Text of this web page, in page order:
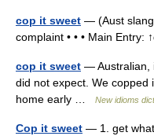
cop it sweet — (Aust
complaint • • • Main
cop it sweet — Australian,
did not expect. We copped
home early …
New idioms
Cop it sweet — 1. get